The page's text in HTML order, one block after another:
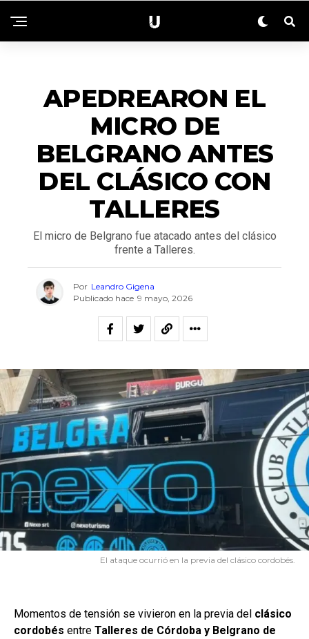
APEDREARON EL
MICRO DE
BELGRANO ANTES
DEL CLÁSICO CON
TALLERES
El micro de Belgrano fue atacado antes del clásico
frente a Talleres.
Por Leandro Gigena
Publicado hace 9 mayo, 2026
El ataque ocurrió en la previa del clásico cordobés.
Momentos de tensión se vivieron en la previa del clásico
cordobés entre Talleres de Córdoba y Belgrano de